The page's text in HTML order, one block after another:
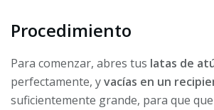
Procedimiento
Para comenzar, abres tus latas de
perfectamente, yvacías en un
suficientemente grande, para que